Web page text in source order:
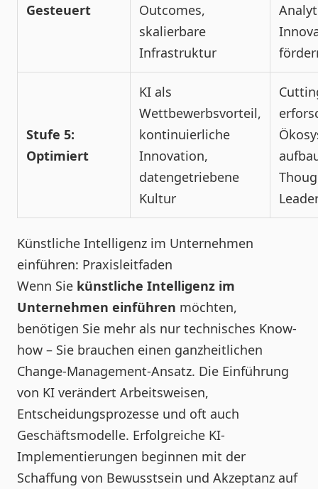
Gesteuert
Outcomes,
skalierbare
Infrastruktur
Stufe 5:
Optimiert
KI als
Wettbewerbsvorteil,
kontinuierliche
Innovation,
datengetriebene
Kultur
Künstliche Intelligenz im Unternehmen
einführen: Praxisleitfaden
Wenn Sie künstliche Intelligenz im
Unternehmen einführen möchten,
benötigen Sie mehr als nur technisches Know-
how – Sie brauchen einen ganzheitlichen
Change-Management-Ansatz. Die Einführung
von KI verändert Arbeitsweisen,
Entscheidungsprozesse und oft auch
Geschäftsmodelle. Erfolgreiche KI-
Implementierungen beginnen mit der
Schaffung von Bewusstsein und Akzeptanz auf